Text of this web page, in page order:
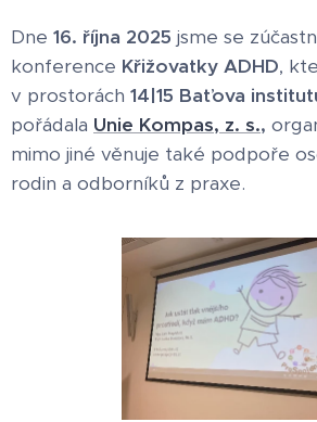
Dne 16. října 2025 jsme se
konference Křižovatky ADHD,
v prostorách 14|15 Baťova
pořádala Unie Kompas, z. s.,
mimo jiné věnuje také podpoře
rodin a odborníků z praxe.